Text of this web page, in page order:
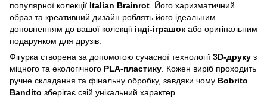
популярної колекції Italian Brainrot. Його харизматичний
образ та креативний дизайн роблять його ідеальним
доповненням до вашої колекції інді-іграшок або оригінальним
подарунком для друзів.
Фігурка створена за допомогою сучасної технології 3D-друку з
міцного та екологічного PLA-пластику. Кожен виріб проходить
ручне складання та фінальну обробку, завдяки чому Bobrito
Bandito зберігає свій унікальний характер.